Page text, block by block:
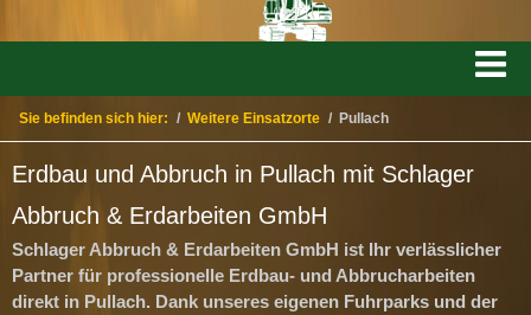
Sie befinden sich hier: / Weitere Einsatzorte / Pullach
Erdbau und Abbruch in Pullach mit Schlager
Abbruch & Erdarbeiten GmbH
Schlager Abbruch & Erdarbeiten GmbH ist Ihr verlässlicher
Partner für professionelle Erdbau- und Abbrucharbeiten
direkt in Pullach. Dank unseres eigenen Fuhrparks und der